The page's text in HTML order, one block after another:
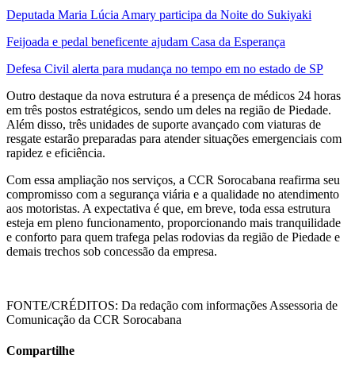
Deputada Maria Lúcia Amary participa da Noite do Sukiyaki
Feijoada e pedal beneficente ajudam Casa da Esperança
Defesa Civil alerta para mudança no tempo em no estado de SP
Outro destaque da nova estrutura é a presença de médicos 24 horas
em três postos estratégicos, sendo um deles na região de Piedade.
Além disso, três unidades de suporte avançado com viaturas de
resgate estarão preparadas para atender situações emergenciais com
rapidez e eficiência.
Com essa ampliação nos serviços, a CCR Sorocabana reafirma seu
compromisso com a segurança viária e a qualidade no atendimento
aos motoristas. A expectativa é que, em breve, toda essa estrutura
esteja em pleno funcionamento, proporcionando mais tranquilidade
e conforto para quem trafega pelas rodovias da região de Piedade e
demais trechos sob concessão da empresa.
FONTE/CRÉDITOS: Da redação com informações Assessoria de
Comunicação da CCR Sorocabana
Compartilhe